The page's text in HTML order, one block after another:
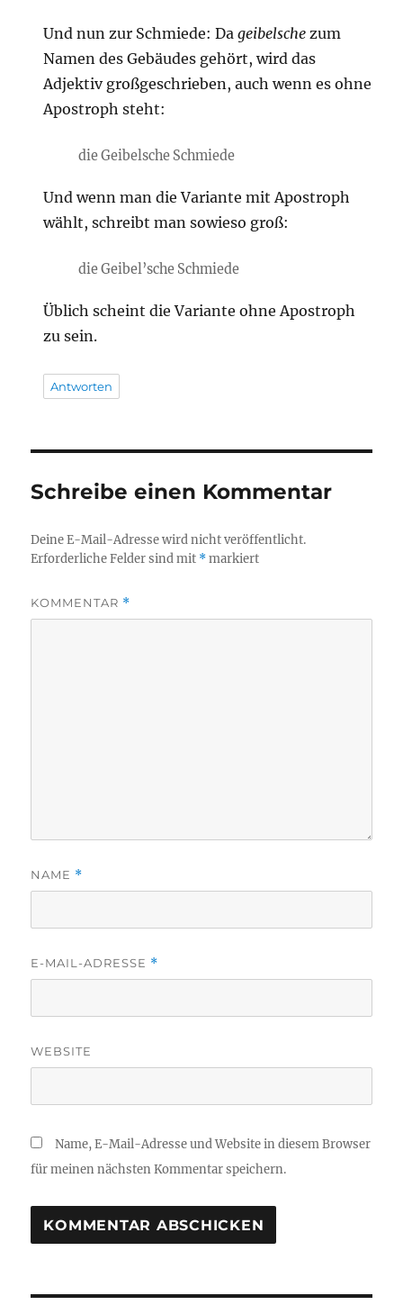
Und nun zur Schmiede: Dageibelsche zum
Namen des Gebäudes gehört, wird das
Adjektiv großgeschrieben, auch wenn es ohne
Apostroph steht:
die Geibelsche Schmiede
Und wenn man die Variante mit Apostroph
wählt, schreibt man sowieso groß:
die Geibel’sche Schmiede
Üblich scheint die Variante ohne Apostroph
zu sein.
Antworten
Schreibe einen Kommentar
Deine E-Mail-Adresse wird nicht veröffentlicht.
Erforderliche Felder sind mit *markiert
KOMMENTAR *
NAME *
E-MAIL-ADRESSE *
WEBSITE
Name, E-Mail-Adresse und Website in diesem Browser
für meinen nächsten Kommentar speichern.